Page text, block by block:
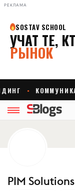
РЕКЛАМА
PIM Solutions